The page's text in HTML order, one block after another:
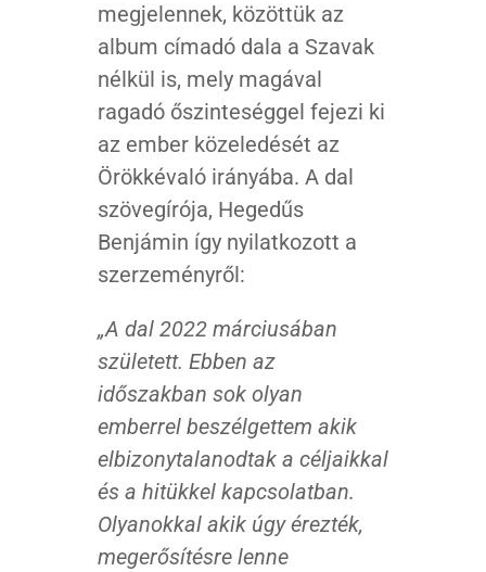
megjelennek, közöttük az
album címadó dala a Szavak
nélkül is, mely magával
ragadó őszinteséggel fejezi ki
az ember közeledését az
Örökkévaló irányába. A dal
szövegírója, Hegedűs
Benjámin így nyilatkozott a
szerzeményről:
„A dal 2022 márciusában
született. Ebben az
időszakban sok olyan
emberrel beszélgettem akik
elbizonytalanodtak a céljaikkal
és a hitükkel kapcsolatban.
Olyanokkal akik úgy érezték,
megerősítésre lenne